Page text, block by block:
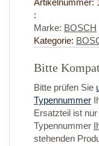
Artikelnummer:
:
Marke: BOSCH
Kategorie:
Bitte
Bitte prüfen Sie
Typennummer
Ersatzteil ist
Typennummer
stehenden